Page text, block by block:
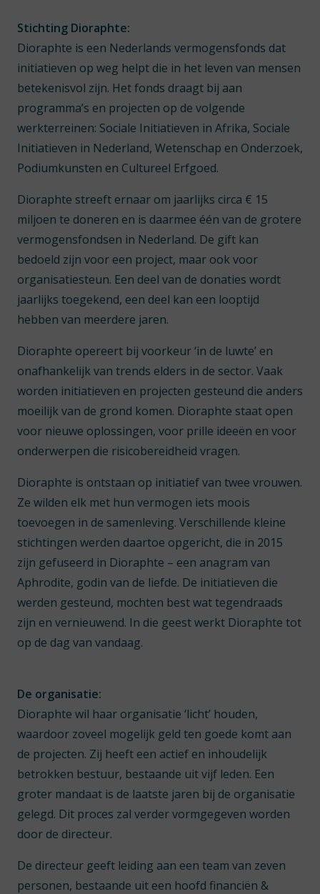
Stichting Dioraphte:
Dioraphte is een Nederlands vermogensfonds dat
initiatieven op weg helpt die in het leven van mensen
betekenisvol zijn. Het fonds draagt bij aan
programma’s en projecten op de volgende
werkterreinen: Sociale Initiatieven in Afrika, Sociale
Initiatieven in Nederland, Wetenschap en Onderzoek,
Podiumkunsten en Cultureel Erfgoed.
Dioraphte streeft ernaar om jaarlijks circa € 15
miljoen te doneren en is daarmee één van de grotere
vermogensfondsen in Nederland. De gift kan
bedoeld zijn voor een project, maar ook voor
organisatiesteun. Een deel van de donaties wordt
jaarlijks toegekend, een deel kan een looptijd
hebben van meerdere jaren.
Dioraphte opereert bij voorkeur ‘in de luwte’ en
onafhankelijk van trends elders in de sector. Vaak
worden initiatieven en projecten gesteund die anders
moeilijk van de grond komen. Dioraphte staat open
voor nieuwe oplossingen, voor prille ideeën en voor
onderwerpen die risicobereidheid vragen.
Dioraphte is ontstaan op initiatief van twee vrouwen.
Ze wilden elk met hun vermogen iets moois
toevoegen in de samenleving. Verschillende kleine
stichtingen werden daartoe opgericht, die in 2015
zijn gefuseerd in Dioraphte – een anagram van
Aphrodite, godin van de liefde. De initiatieven die
werden gesteund, mochten best wat tegendraads
zijn en vernieuwend. In die geest werkt Dioraphte tot
op de dag van vandaag.
De organisatie:
Dioraphte wil haar organisatie ‘licht’ houden,
waardoor zoveel mogelijk geld ten goede komt aan
de projecten. Zij heeft een actief en inhoudelijk
betrokken bestuur, bestaande uit vijf leden. Een
groter mandaat is de laatste jaren bij de organisatie
gelegd. Dit proces zal verder vormgegeven worden
door de directeur.
De directeur geeft leiding aan een team van zeven
personen, bestaande uit een hoofd financiën &